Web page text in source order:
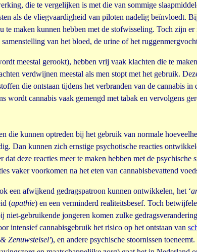
die te vergelijken is met die van sommige
als de vliegvaardigheid van piloten nadelig beïnvloedt.
te maken kunnen hebben met de stofwisseling. Toch zijn
van het bloed, de urine of het
meestal gerookt), hebben vrij vaak klachten die te
verdwijnen meestal als men stopt met het gebruik.
die ontstaan tijdens het verbranden van de cannabis in
wordt cannabis vaak gemengd met tabak en vervolgens
die kunnen optreden bij het gebruik van normale
Dan kunnen zich ernstige psychotische reacties
deze reacties meer te maken hebben met de
vaker voorkomen na het eten van cannabisbevattend
een afwijkend gedragspatroon kunnen ontwikkelen, het ‘
(apathie) en een verminderd realiteitsbesef. Toch
niet-gebruikende jongeren komen zulke
intensief cannabisgebruik het risico op het ontstaan van
Zenuwstelsel'), en andere psychische stoornissen